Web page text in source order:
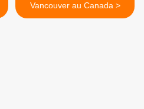
Vancouver au Canada >